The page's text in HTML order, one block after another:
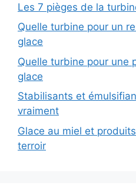
Les 7 pièges de la
Quelle turbine pour un
glace
Quelle turbine pour une
glace
Stabilisants et
vraiment
Glace au miel et
terroir